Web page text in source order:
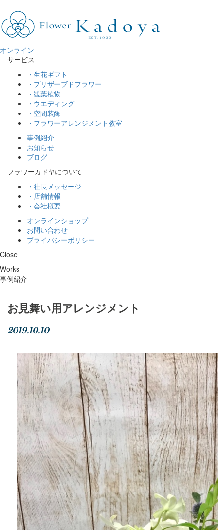
オンライン
サービス
・生花ギフト
・プリザーブドフラワー
・観葉植物
・ウエディング
・空間装飾
・フラワーアレンジメント教室
事例紹介
お知らせ
ブログ
フラワーカドヤについて
・社長メッセージ
・店舗情報
・会社概要
オンラインショップ
お問い合わせ
プライバシーポリシー
Close
Works
事例紹介
お見舞い用アレンジメント
2019.10.10